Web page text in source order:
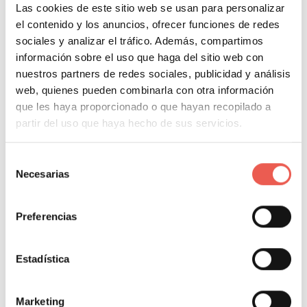
Las cookies de este sitio web se usan para personalizar
el contenido y los anuncios, ofrecer funciones de redes
sociales y analizar el tráfico. Además, compartimos
información sobre el uso que haga del sitio web con
nuestros partners de redes sociales, publicidad y análisis
web, quienes pueden combinarla con otra información
que les haya proporcionado o que hayan recopilado a
partir del uso que haya hecho de sus servicios.
Necesarias
Preferencias
Estadística
Marketing
5 Consejos de contenido para
blogs de ecommerce
Javier Sancho Piqueras 0 Comentarios
Tener un de blog para tu sitio web de comercio electrónico
es importantísimo y puede afectar a tu marca de manera